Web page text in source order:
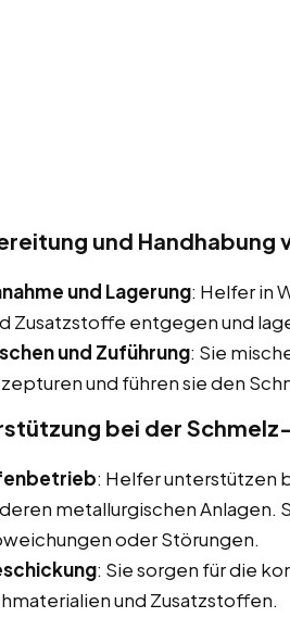
und Handhabung
und Lagerung: Helfer in
Zusatzstoffe entgegen und
und Zuführung: Sie
und führen sie den
bei der
: Helfer unterstützen
metallurgischen Anlagen.
oder Störungen.
: Sie sorgen für die
und Zusatzstoffen.